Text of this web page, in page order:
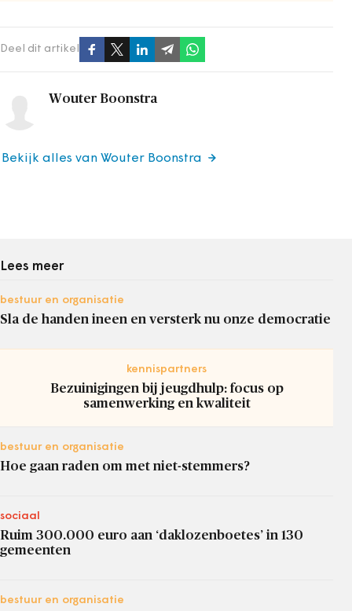
Deel dit artikel
Wouter Boonstra
Bekijk alles van Wouter Boonstra
Lees meer
bestuur en organisatie
Sla de handen ineen en versterk nu onze democratie
kennispartners
Bezuinigingen bij jeugdhulp: focus op
samenwerking en kwaliteit
bestuur en organisatie
Hoe gaan raden om met niet-stemmers?
sociaal
Ruim 300.000 euro aan ‘daklozenboetes’ in 130
gemeenten
bestuur en organisatie